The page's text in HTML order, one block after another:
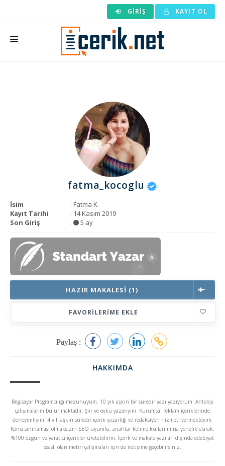
GIRIŞ KAYIT OL
KURUMSAL
fatma_kocoglu
İsim
: Fatma K.
Kayıt Tarihi
: 14 Kasım 2019
Son Giriş
: 5 ay
HAZIR MAKALESI (1)
FAVORILERIME EKLE
Paylaş :
HAKKIMDA
Bilgisayar Programcılığı mezunuyum. 10 yılı aşkın bir süredir yazı yazıyorum. Antoloji
çalışmalarım bulunmaktadır. Şiir ve öykü yazarıyım. Kurumsal reklam içeriklerinde
deneyimliyim. 4 yılı aşkın süredir içerik yazarlığı ve redaksiyon hizmeti vermekteyim.
Konu sınırlaması olmaksızın SEO uyumlu, anahtar kelime kullanımına yönelik olarak,
%100 özgün ve yaratıcı içerikler üretebilirim. İçerik ve makale yazıları dışında edebiyat
esaslı olan metin çalışmaları için de iletişime geçebilirsiniz.